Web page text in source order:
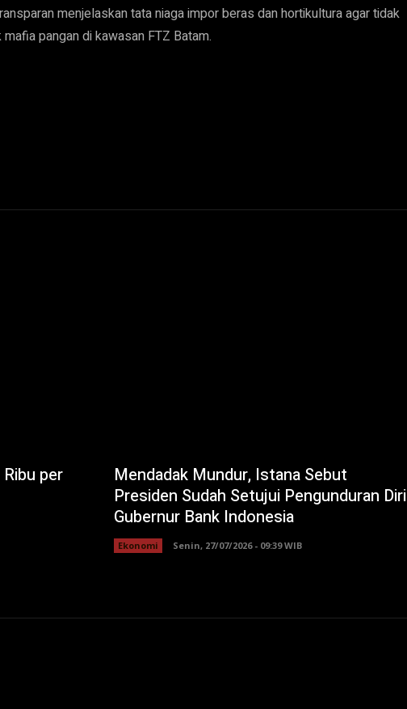
menjelaskan tata niaga impor beras dan hortikultura agar tidak
pangan di kawasan FTZ Batam.
per
Mendadak Mundur, Istana Sebut
Presiden Sudah Setujui Pengunduran Diri
Gubernur Bank Indonesia
Ekonomi Senin, 27/07/2026 - 09:39 WIB